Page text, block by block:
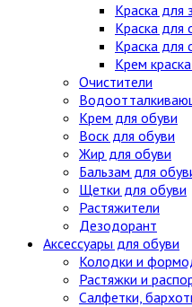
Краска для
Краска для
Краска для
Крем
Очистители
Крем для обуви
Воск для обуви
Жир для обуви
Бальзам для
Щетки для обуви
Растяжители
Дезодорант
Аксессуары для обуви
Колодки и
Растяжки и
Салфетки,